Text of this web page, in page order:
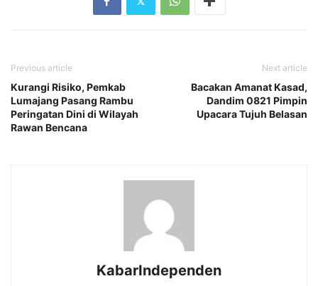
Previous article
Kurangi Risiko, Pemkab
Lumajang Pasang Rambu
Peringatan Dini di Wilayah
Rawan Bencana
Next article
Bacakan Amanat Kasad,
Dandim 0821 Pimpin
Upacara Tujuh Belasan
KabarIndependen